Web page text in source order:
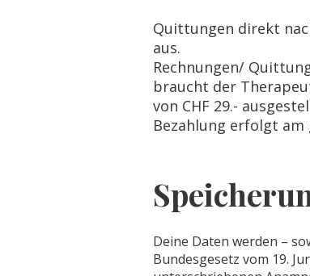
Quittungen direkt
aus.
Rechnungen/
braucht der
von CHF 29.-
Bezahlung erfolgt am
Deine Daten werden –
Bundesgesetz vom 19.